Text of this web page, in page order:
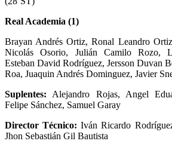
Real Academia (1)
Brayan Andrés Ortiz, Ronal Leandro
Nicolás Osorio, Julián Camilo Rozo,
Esteban David Rodríguez, Jersson Duvan
Roa, Juaquin Andrés Dominguez, Javier
Suplentes: Alejandro Rojas, Angel
Felipe Sánchez, Samuel Garay
Director Técnico:Iván Ricardo
Jhon Sebastián Gil Bautista